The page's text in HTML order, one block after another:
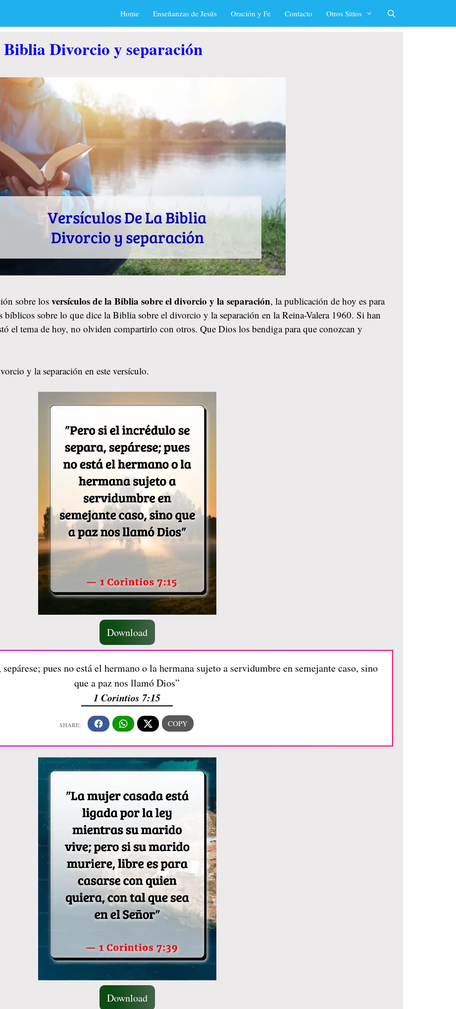
Home Enseñanzas de Jesús Oración y Fe Contacto Otros Sitios
Divorcio y separación
sobre los versículos de la Biblia sobre el divorcio y la separación, la publicación de hoy es para
sobre lo que dice la Biblia sobre el divorcio y la separación en la Reina-Valera 1960. Si han
el tema de hoy, no olviden compartirlo con otros. Que Dios los bendiga para que conozcan y
y la separación en este versículo.
Download
pues no está el hermano o la hermana sujeto a servidumbre en semejante caso, sino
que a paz nos llamó Dios”
1 Corintios 7:15
Download